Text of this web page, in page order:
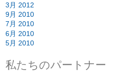
3月 2012
9月 2010
7月 2010
6月 2010
5月 2010
私たちのパートナー